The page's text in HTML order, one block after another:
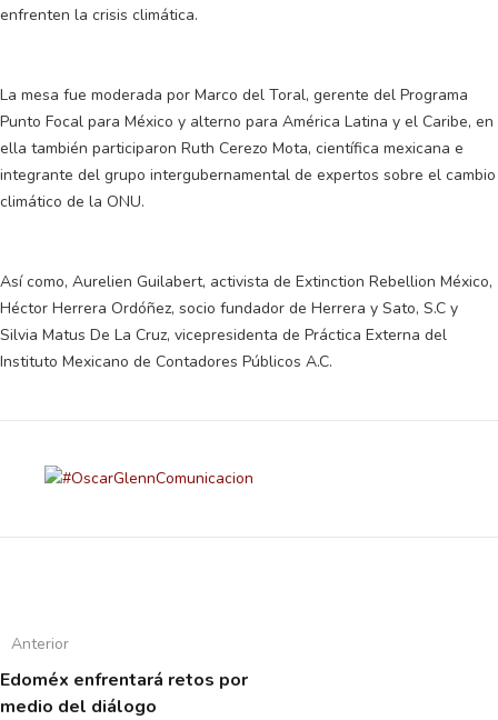
enfrenten la crisis climática.
La mesa fue moderada por Marco del Toral, gerente del Programa
Punto Focal para México y alterno para América Latina y el Caribe, en
ella también participaron Ruth Cerezo Mota, científica mexicana e
integrante del grupo intergubernamental de expertos sobre el cambio
climático de la ONU.
Así como, Aurelien Guilabert, activista de Extinction Rebellion México,
Héctor Herrera Ordóñez, socio fundador de Herrera y Sato, S.C y
Silvia Matus De La Cruz, vicepresidenta de Práctica Externa del
Instituto Mexicano de Contadores Públicos A.C.
Anterior
Edoméx enfrentará retos por
medio del diálogo